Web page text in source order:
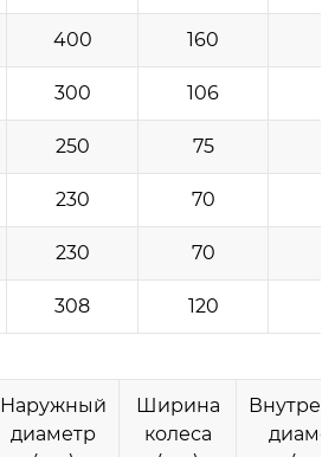
400 160
300 106
250 75
230 70
230 70
308 120
Наружный
диаметр
Ширина
колеса